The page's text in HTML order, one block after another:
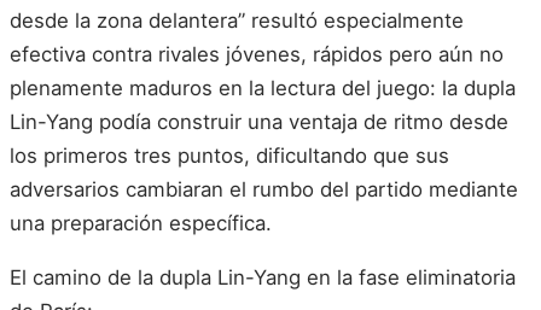
desde la zona delantera” resultó especialmente
efectiva contra rivales jóvenes, rápidos pero aún no
plenamente maduros en la lectura del juego: la dupla
Lin-Yang podía construir una ventaja de ritmo desde
los primeros tres puntos, dificultando que sus
adversarios cambiaran el rumbo del partido mediante
una preparación específica.
El camino de la dupla Lin-Yang en la fase eliminatoria